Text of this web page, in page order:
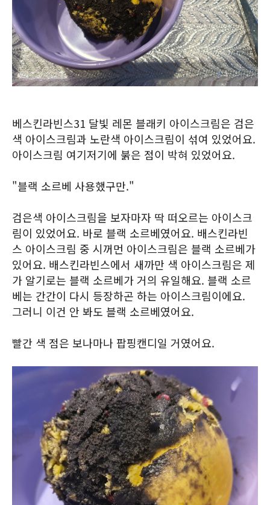
베스킨라빈스31 달빛 레몬 블래키 아이스크림은 검은
색 아이스크림과 노란색 아이스크림이 섞여 있었어요.
아이스크림 여기저기에 붉은 점이 박혀 있었어요.
"블랙 소르베 사용했구만."
검은색 아이스크림을 보자마자 딱 떠오르는 아이스크
림이 있었어요. 바로 블랙 소르베였어요. 배스킨라빈
스 아이스크림 중 시꺼먼 아이스크림은 블랙 소르베가
있어요. 배스킨라빈스에서 새까만 색 아이스크림은 제
가 알기로는 블랙 소르베가 거의 유일해요. 블랙 소르
베는 간간이 다시 등장하곤 하는 아이스크림이에요.
그러니 이건 안 봐도 블랙 소르베였어요.
빨간 색 점은 보나마나 팝핑캔디일 거였어요.